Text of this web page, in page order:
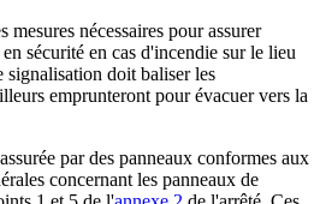
nécessaires pour assurer
sécurité en cas d'incendie sur le lieu
signalisation doit baliser les
emprunteront pour évacuer vers la
par des panneaux conformes aux
concernant les panneaux de